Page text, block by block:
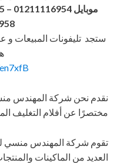
موبايل 01211116954 – 01211116955 – 01211116956
ستجد تليفونات المبيعات
مختصرًا عن أفلام التغليف
العديد من الماكينات